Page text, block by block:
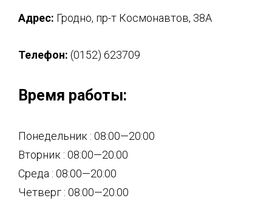
Адрес: Гродно, пр-т Космонавтов, 38А
Телефон: (0152) 623709
Время работы:
Понедельник : 08:00—20:00
Вторник : 08:00—20:00
Среда : 08:00—20:00
Четверг : 08:00—20:00